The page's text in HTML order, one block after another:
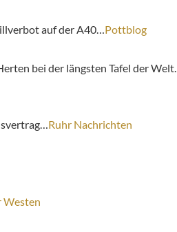
auf der A40… Pottblog
bei der längsten Tafel der Welt…
Ruhr Nachrichten
Westen